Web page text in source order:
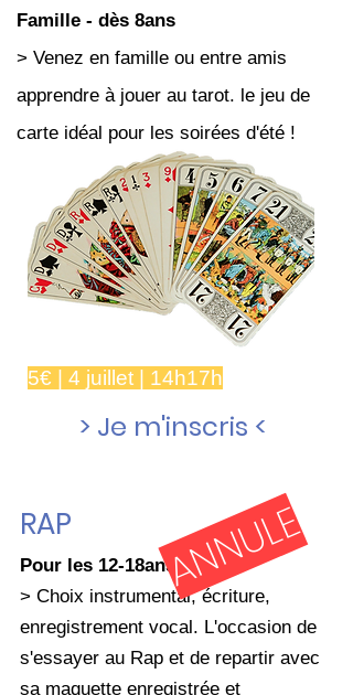
Famille - dès 8ans
> Venez en famille ou entre amis
apprendre à jouer au tarot. le jeu de
carte idéal pour les soirées d'été !
5€ | 4 juillet | 14h17h
> Je m'inscris <
RAP
Pour les 12-18ans
> Choix instrumental, écriture,
enregistrement vocal. L'occasion de
s'essayer au Rap et de repartir avec
sa maquette enregistrée et
ANNULE